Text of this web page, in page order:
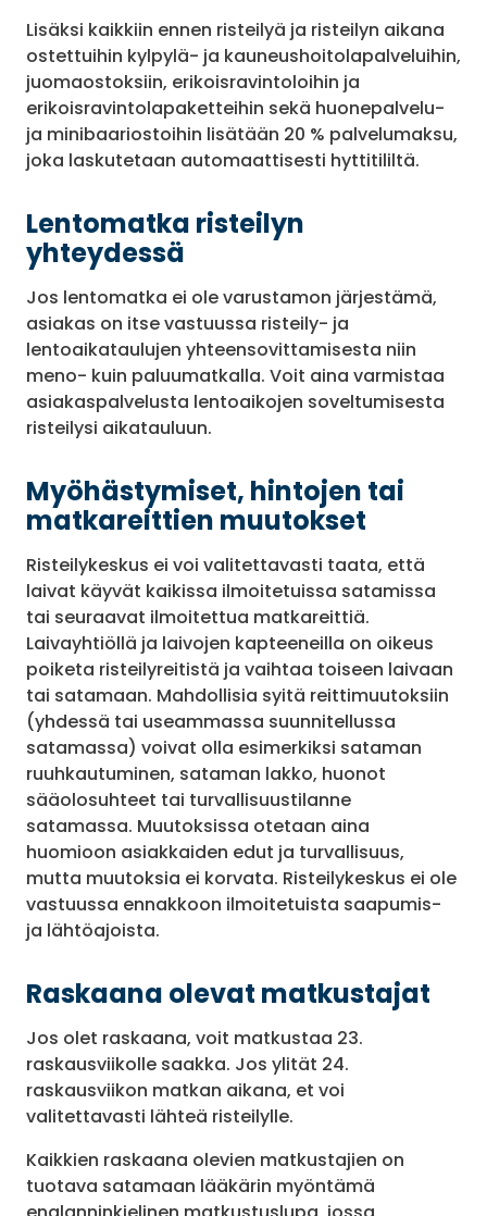
Lisäksi kaikkiin ennen risteilyä ja risteilyn aikana
ostettuihin kylpylä- ja kauneushoitolapalveluihin,
juomaostoksiin, erikoisravintoloihin ja
erikoisravintolapaketteihin sekä huonepalvelu-
ja minibaariostoihin lisätään 20 % palvelumaksu,
joka laskutetaan automaattisesti hyttitililtä.
Lentomatka risteilyn
yhteydessä
Jos lentomatka ei ole varustamon järjestämä,
asiakas on itse vastuussa risteily- ja
lentoaikataulujen yhteensovittamisesta niin
meno- kuin paluumatkalla. Voit aina varmistaa
asiakaspalvelusta lentoaikojen soveltumisesta
risteilysi aikatauluun.
Myöhästymiset, hintojen tai
matkareittien muutokset
Risteilykeskus ei voi valitettavasti taata, että
laivat käyvät kaikissa ilmoitetuissa satamissa
tai seuraavat ilmoitettua matkareittiä.
Laivayhtiöllä ja laivojen kapteeneilla on oikeus
poiketa risteilyreitistä ja vaihtaa toiseen laivaan
tai satamaan. Mahdollisia syitä reittimuutoksiin
(yhdessä tai useammassa suunnitellussa
satamassa) voivat olla esimerkiksi sataman
ruuhkautuminen, sataman lakko, huonot
sääolosuhteet tai turvallisuustilanne
satamassa. Muutoksissa otetaan aina
huomioon asiakkaiden edut ja turvallisuus,
mutta muutoksia ei korvata. Risteilykeskus ei ole
vastuussa ennakkoon ilmoitetuista saapumis-
ja lähtöajoista.
Raskaana olevat matkustajat
Jos olet raskaana, voit matkustaa 23.
raskausviikolle saakka. Jos ylität 24.
raskausviikon matkan aikana, et voi
valitettavasti lähteä risteilylle.
Kaikkien raskaana olevien matkustajien on
tuotava satamaan lääkärin myöntämä